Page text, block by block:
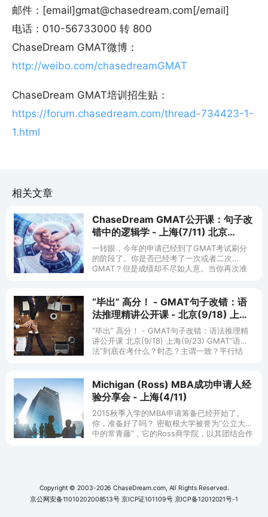
邮件：[email]gmat@chasedream.com[/email]
电话：010-56733000 转 800
ChaseDream GMAT微博：
http://weibo.com/chasedreamGMAT
ChaseDream GMAT培训招生贴：
https://forum.chasedream.com/thread-734423-1-
1.html
相关文章
ChaseDream GMAT公开课：句子改
错中的逻辑学 - 上海(7/11) 北京
(7/16)
一转眼，今年的申请已经到了GMAT考试刷分
的阶段了。你是否已经考了一次或者二次
GMAT？但是成绩却不尽如人意。当你再次准
“毕出” 高分！ - GMAT句子改错：语
法推理精讲公开课 - 北京(9/18) 上海
(9/23)
“毕出” 高分！ - GMAT句子改错：语法推理精
讲公开课 北京(9/18) 上海(9/23) GMAT“语
法”到底在考什么？时态？主谓一致？平行结
Michigan (Ross) MBA成功申请人经
验分享会 - 上海(4/11)
2015秋季入学的MBA申请筹备已经开始了。
你，准备好了吗？ 密歇根大学被誉为“公立大学
中的常青藤”，它的Ross商学院，以其团结合作
Copyright © 2003-2026 ChaseDream.com, All Rights Reserved.
京公网安备11010202008513号 京ICP证101109号 京ICP备12012021号-1